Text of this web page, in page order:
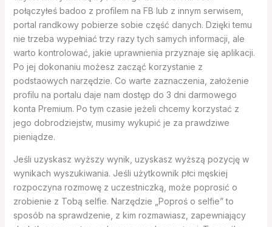
połączyłeś badoo z profilem na FB lub z innym serwisem,
portal randkowy pobierze sobie część danych. Dzięki temu
nie trzeba wypełniać trzy razy tych samych informacji, ale
warto kontrolować, jakie uprawnienia przyznaje się aplikacji.
Po jej dokonaniu możesz zacząć korzystanie z
podstaowych narzędzie. Co warte zaznaczenia, założenie
profilu na portalu daje nam dostęp do 3 dni darmowego
konta Premium. Po tym czasie jeżeli chcemy korzystać z
jego dobrodziejstw, musimy wykupić je za prawdziwe
pieniądze.
Jeśli uzyskasz wyższy wynik, uzyskasz wyższą pozycję w
wynikach wyszukiwania. Jeśli użytkownik płci męskiej
rozpoczyna rozmowę z uczestniczką, może poprosić o
zrobienie z Tobą selfie. Narzędzie „Poproś o selfie” to
sposób na sprawdzenie, z kim rozmawiasz, zapewniający